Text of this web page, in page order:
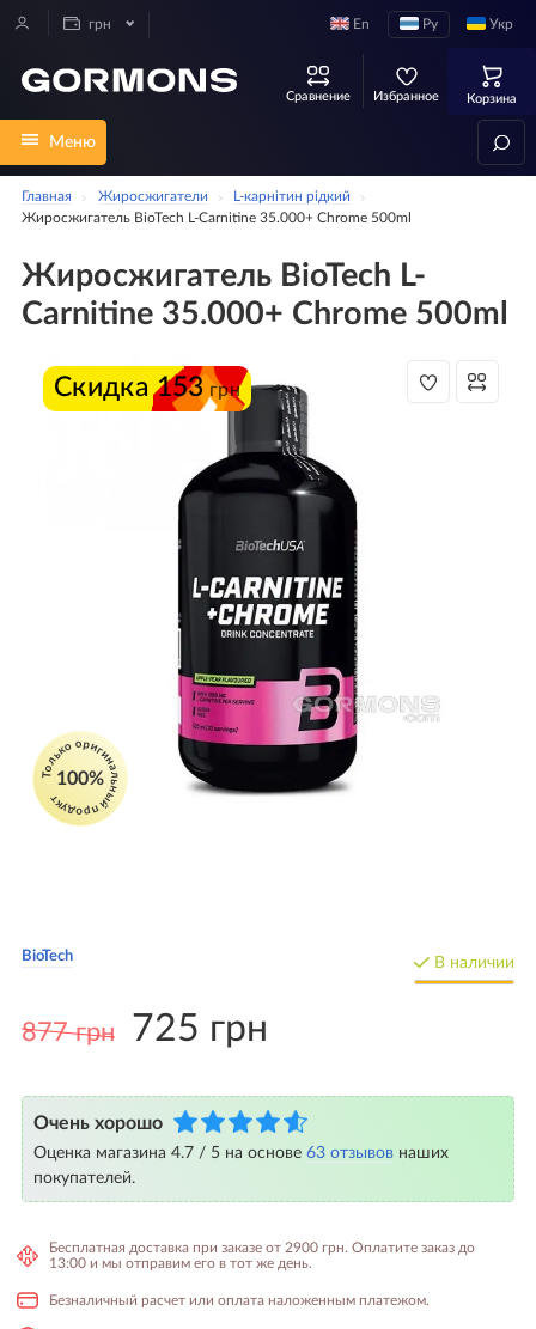
грн Укр
Ру
En
Сравнение Избранное Корзина
Меню
Главная Жиросжигатели
L-карнітин рідкий
Жиросжигатель BioTech L-Carnitine 35.000+ Chrome 500ml
Жиросжигатель BioTech L-
Carnitine 35.000+ Chrome 500ml
Скидка153 грн
Только оригинальный продукт
100%
BioTech В наличии
877 грн 725 грн
Очень хорошо
Оценка магазина 4.7 / 5 на основе 63 отзывов наших
покупателей.
Бесплатная доставка при заказе от 2900 грн. Оплатите заказ до
13:00 и мы отправим его в тот же день.
Безналичный расчет или оплата наложенным платежом.